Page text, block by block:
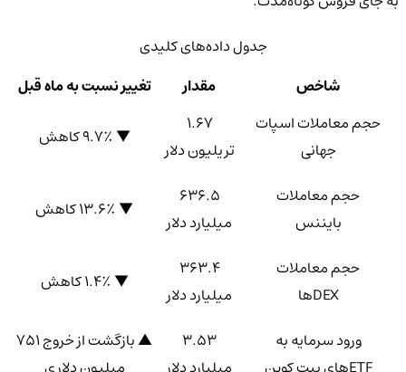
جدول داده‌های کلیدی
شاخص
مقدار
تغییر نسبت به ماه قبل
حجم معاملات اسپات
جهانی
۱.۶۷
تریلیون دلار
▼ ۹.۷٪ کاهش
حجم معاملات
بایننس
۶۳۶.۵
میلیارد دلار
▼ ۱۳.۶٪ کاهش
حجم معاملات
DEXها
۳۶۳.۴
میلیارد دلار
▼ ۱.۴٪ کاهش
ورود سرمایه به
۳.۵۳
▲ بازگشت از خروج ۷۵۱